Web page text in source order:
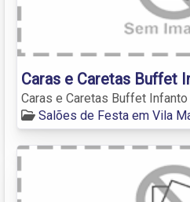
Caras e Caretas Buffet
Caras e Caretas Buffet
Salões de Festa em Vila